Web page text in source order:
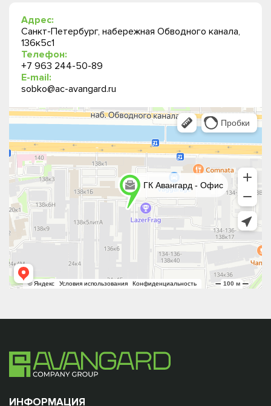
Адрес:
Санкт-Петербург, набережная Обводного канала,
136к5с1
Телефон:
+7 963 244-50-89
E-mail:
sobko@ac-avangard.ru
ИНФОРМАЦИЯ